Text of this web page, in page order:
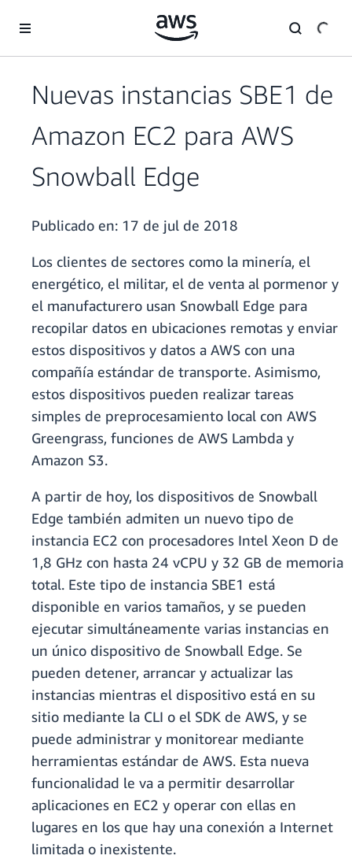
Nuevas instancias SBE1 de
Amazon EC2 para AWS
Snowball Edge
Publicado en: 17 de jul de 2018
Los clientes de sectores como la minería, el
energético, el militar, el de venta al pormenor y
el manufacturero usan Snowball Edge para
recopilar datos en ubicaciones remotas y enviar
estos dispositivos y datos a AWS con una
compañía estándar de transporte. Asimismo,
estos dispositivos pueden realizar tareas
simples de preprocesamiento local con AWS
Greengrass, funciones de AWS Lambda y
Amazon S3.
A partir de hoy, los dispositivos de Snowball
Edge también admiten un nuevo tipo de
instancia EC2 con procesadores Intel Xeon D de
1,8 GHz con hasta 24 vCPU y 32 GB de memoria
total. Este tipo de instancia SBE1 está
disponible en varios tamaños, y se pueden
ejecutar simultáneamente varias instancias en
un único dispositivo de Snowball Edge. Se
pueden detener, arrancar y actualizar las
instancias mientras el dispositivo está en su
sitio mediante la CLI o el SDK de AWS, y se
puede administrar y monitorear mediante
herramientas estándar de AWS. Esta nueva
funcionalidad le va a permitir desarrollar
aplicaciones en EC2 y operar con ellas en
lugares en los que hay una conexión a Internet
limitada o inexistente.